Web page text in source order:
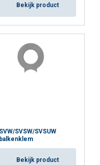
Bekijk product
SVW/SVSW/SVSUW
balkenklem
Bekijk product
geclassificeerd